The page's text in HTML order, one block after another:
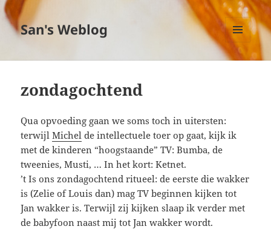
San's Weblog
MENU
EN
zondagochtend
Qua opvoeding gaan we soms toch in uitersten:
terwijlMichel de intellectuele toer op gaat, kijk ik
met de kinderen “hoogstaande” TV: Bumba, de
tweenies, Musti, … In het kort: Ketnet.
’t Is ons zondagochtend ritueel: de eerste die wakker
is (Zelie of Louis dan) mag TV beginnen kijken tot
Jan wakker is. Terwijl zij kijken slaap ik verder met
de babyfoon naast mij tot Jan wakker wordt.